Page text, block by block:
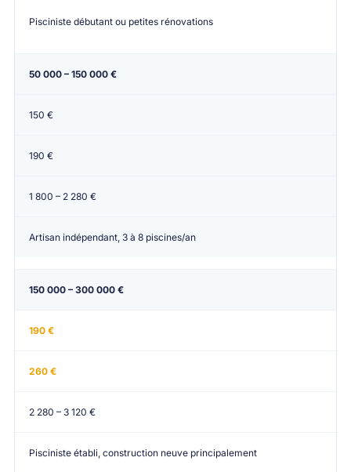
Pisciniste débutant ou petites rénovations
50 000 – 150 000 €
150 €
190 €
1 800 – 2 280 €
Artisan indépendant, 3 à 8 piscines/an
150 000 – 300 000 €
190 €
260 €
2 280 – 3 120 €
Pisciniste établi, construction neuve principalement